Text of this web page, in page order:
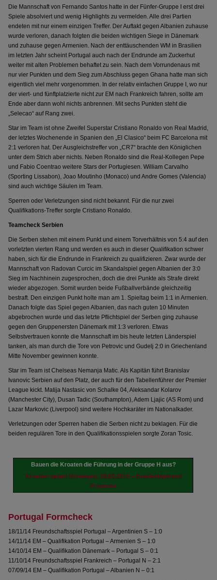
Die Mannschaft von Fernando Santos hatte in der Fünfer-Gruppe I erst drei
Spiele absolviert und wenig Highlights zu vermelden. Alle drei Partien
endeten mit nur einem einzigen Treffer. Der Auftakt gegen Albanien zuhause
wurde verloren, danach folgten die beiden wichtigen Siege in Dänemark
und zuhause gegen Armenien. Nach der enttäuschenden WM in Brasilien
im letzten Jahr scheint Portugal auch nach der Endrunde am Zuckerhut
weiter mit alten Problemen behaftet zu sein. Nach dem Vorrundenaus mit
nur vier Punkten und dem Sieg zum Abschluss gegen Ghana hatte man sich
eigentlich viel mehr vorgenommen. In der relativ einfachen Gruppe I, wo nur
der viert- und fünftplatzierte nicht zur EM nach Frankreich fahren, sollte am
Ende aber dann wohl nichts anbrennen. Mit sechs Punkten steht die
„Selecao“ auf Rang zwei.
Star im Team ist ohne Zweifel Superstar Cristiano Ronaldo von Real Madrid,
der letztes Wochenende in Spanien den „El Clasico“ beim FC Barcelona mit
2:1 verloren hat. Der Ausgleichstreffer von „CR7“ brachte den Königlichen
unter dem Strich aber nichts. Neben Ronaldo sind die Real-Kollegen Pepe
und Fabio Coentrao weitere Stars der Portugiesen. William Carvalho
(Sporting Lissabon), Joao Moutinho (Monaco) und Andre Gomes (Valencia)
sind auch wichtige Säulen im Team.
Sperren oder Verletzungen sind nicht bekannt. Für die nur zwei
Qualifikations-Treffer sorgte Cristiano Ronaldo.
Teamcheck Serbien
Die Serben stehen mit einem Punkt und einem Torverhältnis von 5:4 auf den
vorletzten vierten Rang und werden es auch in dieser Qualifikation schwer
haben, sich für die Endrunde in Frankreich zu qualifizieren. Zwar wurde der
Mannschaft von Radovan Curcic im Skandalspiel gegen Albanien der 3:0
Sieg im Nachhinein zugesprochen, doch die drei Punkte als Strafe direkt
wieder abgezogen. Somit wurden beide Fußballverbände gleichzeitig
bestraft. Den einzigen Punkt holte man am 1. Spieltag beim 1:1 in Armenien.
Danach folgte das Spiel gegen Albanien, das nach guten 10 Minuten
abgebrochen wurde und das letzte Pflichtspiel der Serben ging zuhause
gegen den Gruppenersten Dänemark mit 1:3 verloren. Etwas
Selbstvertrauen konnte die Mannschaft im bis heute letzten Länderspiel
tanken, als man durch die Tore von Petrovic und Gudelj 2:0 in Griechenland
Mitte November gewinnen konnte.
Star im Team ist Chelseas Nemanja Matic. Als Kapitän führt Branislav
Ivanovic Serbien auf den Platz, der auch für den Tabellenführer der Premier
League kickt. Matija Nastasic von Schalke 04, Aleksandar Kolarov
(Manchester City), Dusan Tadic (Southampton), Adem Ljajic (AS Rom) und
Lazar Markovic (Liverpool) sind weitere Hochkaräter im Nationalkader.
Verletzungen oder Sperren haben die Serben nicht zu beklagen. Für die
beiden regulären Tore in den Qualifikationsspielen sorgte Zoran Tosic.
Bauen die Kroaten die Führung in der Gruppe H aus?
Kroatien gegen Norwegen, 28.03.2015 – Bundesligatrend
Prognose
Portugal Formcheck
18/11/14 Freundschaftsspiel Portugal – Argentinien S – 1:0
14/11/14 EM – Qualifikation Portugal – Armenien S – 1:0
14/10/14 EM – Qualifikation Dänemark – Portugal S – 0:1
11/10/14 Freundschaftsspiel Frankreich – Portugal N – 2:1
07/09/14 EM – Qualifikation Portugal – Albanien N – 0:1